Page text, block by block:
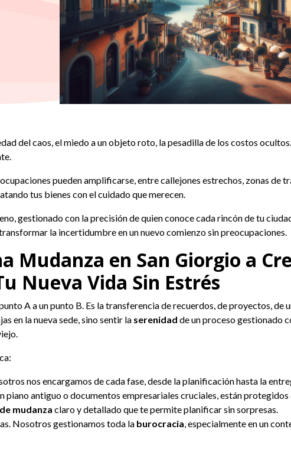
del caos, el miedo a un objeto roto, la pesadilla de los costos
pueden amplificarse, entre callejones estrechos, zonas de
tus bienes con el cuidado que merecen.
gestionado con la precisión de quien conoce cada rincón de tu
la incertidumbre en un nuevo comienzo sin preocupaciones.
Mudanza en San Giorgio a
Nueva Vida Sin Estrés
A a un punto B. Es la transferencia de recuerdos, de proyectos, de
en la nueva sede, sino sentir la serenidad de un proceso gestionado
nos encargamos de cada fase, desde la planificación hasta la
piano antiguo o documentos empresariales cruciales, están
mudanza claro y detallado que te permite planificar sin sorpresas.
Nosotros gestionamos toda la burocracia, especialmente en un